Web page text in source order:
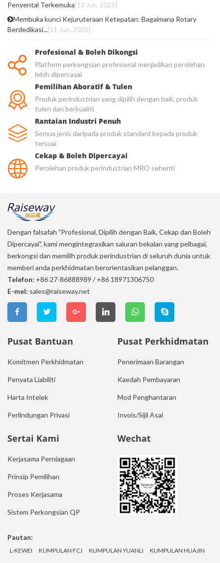
Penyental Terkemuka[13 Jun, 2025]
Membuka kunci Kejuruteraan Ketepatan: Bagaimana Rotary
Berdedikasi...[11 Jun, 2025]
Profesional & Boleh Dikongsi
Platform perkongsian profesional menjadikan perolehan
lebih dipercayai
Pemilihan Aboratif & Tulen
Produk perindustrian yang dipilih dengan baik, produk
tulen dan berkualiti
Rantaian Industri Penuh
Semua jenis daripada produk standard kepada produk
tersuai
Cekap & Boleh Dipercayai
Perolehan produk perindustrian MRO sehenti
Dengan falsafah "Profesional, Dipilih dengan Baik, Cekap dan Boleh
Dipercayai", kami mengintegrasikan saluran bekalan yang pelbagai,
berkongsi dan memilih produk perindustrian di seluruh dunia untuk
memberi anda perkhidmatan berorientasikan pelanggan.
Telefon: +86 27-86888989 / +86 18971306750
E-mel: sales@raiseway.net
Pusat Bantuan
Komitmen Perkhidmatan
Penyata Liabiliti
Harta Intelek
Perlindungan Privasi
Pusat Perkhidmatan
Penerimaan Barangan
Kaedah Pembayaran
Mod Penghantaran
Invois/Sijil Asal
Sertai Kami
Kerjasama Perniagaan
Prinsip Pemilihan
Proses Kerjasama
Sistem Perkongsian QP
Wechat
Pautan:
L-KEWEI KUMPULAN FCJ KUMPULAN YUANLI KUMPULAN HUAJIN